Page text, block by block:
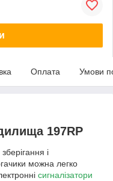
Оплата Умови
197RP
і
можна легко
сигналізатори